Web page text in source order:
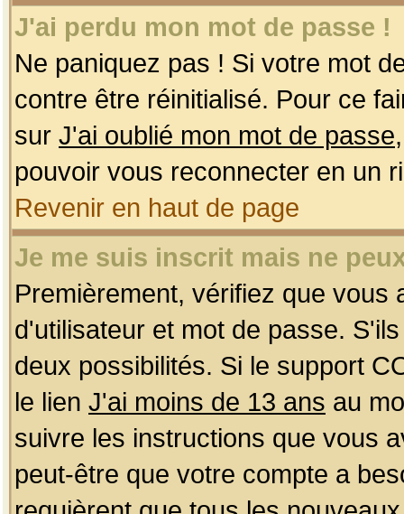
J'ai perdu mon mot de passe !
Ne paniquez pas ! Si votre mot
contre être réinitialisé. Pour ce
sur J'ai oublié mon mot de passe
pouvoir vous reconnecter en un
Revenir en haut de page
Je me suis inscrit mais ne
Premièrement, vérifiez que
d'utilisateur et mot de passe.
deux possibilités. Si le support
le lien J'ai moins de 13 ans au
suivre les instructions que vous
peut-être que votre compte a